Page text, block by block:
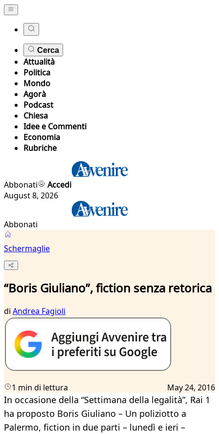
Cerca
Attualità
Politica
Mondo
Agorà
Podcast
Chiesa
Idee e Commenti
Economia
Rubriche
Abbonati
Accedi
August 8, 2026
Abbonati
Schermaglie
“Boris Giuliano”, fiction senza retorica
di Andrea Fagioli
1 min di lettura May 24, 2016
In occasione della “Settimana della legalità”, Rai 1
ha proposto Boris Giuliano – Un poliziotto a
Palermo, fiction in due parti – lunedì e ieri –